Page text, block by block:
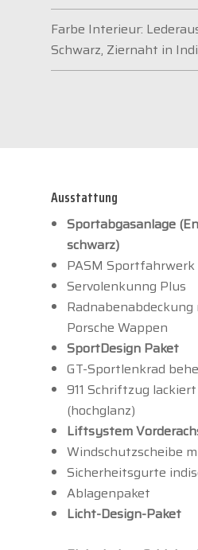
Farbe Interieur:
Schwarz, Ziernaht in
Ausstattung
Sportabgasanlage
schwarz)
PASM Sportfahrwerk
Servolenkunng Plus
Porsche Wappen
SportDesign Paket
GT-Sportlenkrad
911 Schriftzug
(hochglanz)
Liftsystem
Windschutzscheibe
Sicherheitsgurte
Ablagenpaket
Licht-Design-Paket